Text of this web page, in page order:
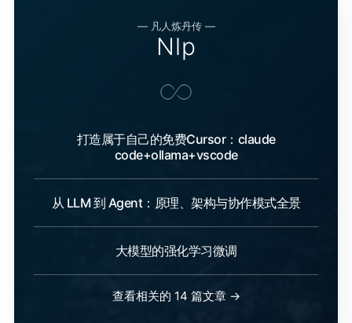
— 凡人炼丹传 —
Nlp
打造属于自己的免费Cursor：claude
code+ollama+vscode
从 LLM 到 Agent：原理、架构与协作模式全景
大模型的强化学习微调
查看相关的 14 篇文章 →